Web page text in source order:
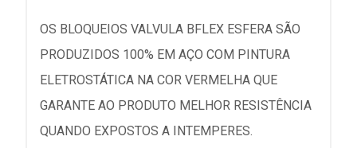
OS BLOQUEIOS VALVULA BFLEX ESFERA SÃO
PRODUZIDOS 100% EM AÇO COM PINTURA
ELETROSTÁTICA NA COR VERMELHA QUE
GARANTE AO PRODUTO MELHOR RESISTÊNCIA
QUANDO EXPOSTOS A INTEMPERES.